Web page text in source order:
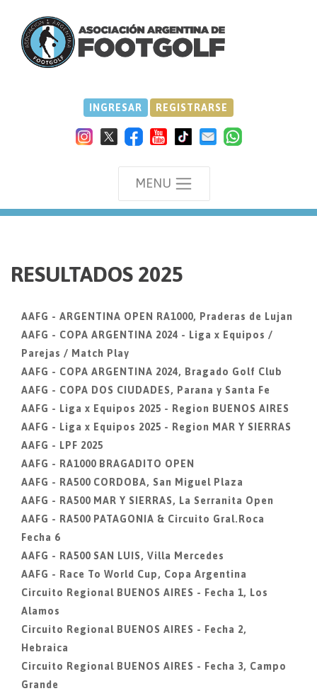
INGRESAR REGISTRARSE
MENU
RESULTADOS 2025
AAFG - ARGENTINA OPEN RA1000, Praderas de Lujan
AAFG - COPA ARGENTINA 2024 - Liga x Equipos /
Parejas / Match Play
AAFG - COPA ARGENTINA 2024, Bragado Golf Club
AAFG - COPA DOS CIUDADES, Parana y Santa Fe
AAFG - Liga x Equipos 2025 - Region BUENOS AIRES
AAFG - Liga x Equipos 2025 - Region MAR Y SIERRAS
AAFG - LPF 2025
AAFG - RA1000 BRAGADITO OPEN
AAFG - RA500 CORDOBA, San Miguel Plaza
AAFG - RA500 MAR Y SIERRAS, La Serranita Open
AAFG - RA500 PATAGONIA & Circuito Gral.Roca
Fecha 6
AAFG - RA500 SAN LUIS, Villa Mercedes
AAFG - Race To World Cup, Copa Argentina
Circuito Regional BUENOS AIRES - Fecha 1, Los
Alamos
Circuito Regional BUENOS AIRES - Fecha 2,
Hebraica
Circuito Regional BUENOS AIRES - Fecha 3, Campo
Grande